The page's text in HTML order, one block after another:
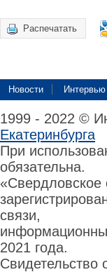
Распечатать
Новости Интервью
1999 - 2022 ©
Екатеринбурга
При
обязательна.
«Свердловское
связи,
2021 года.